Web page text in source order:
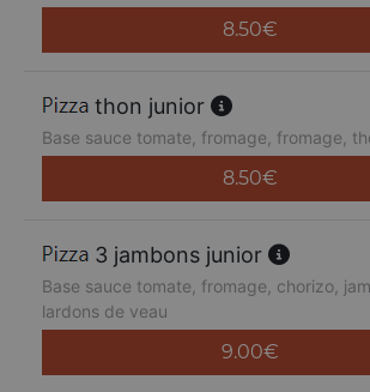
8.50€
thon junior
Base sauce tomate, fromage, fromage,
8.50€
3 jambons junior
Base sauce tomate, fromage, chorizo,
lardons de veau
9.00€